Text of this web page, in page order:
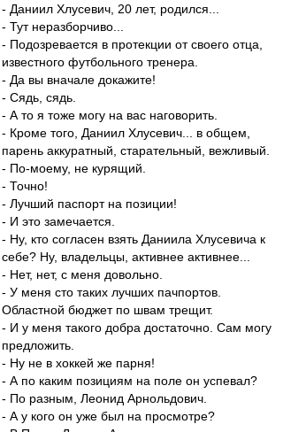
- Даниил Хлусевич, 20 лет, родился...
- Тут неразборчиво...
- Подозревается в протекции от своего отца,
известного футбольного тренера.
- Да вы вначале докажите!
- Сядь, сядь.
- А то я тоже могу на вас наговорить.
- Кроме того, Даниил Хлусевич... в общем,
парень аккуратный, старательный, вежливый.
- По-моему, не курящий.
- Точно!
- Лучший паспорт на позиции!
- И это замечается.
- Ну, кто согласен взять Даниила Хлусевича к
себе? Ну, владельцы, активнее активнее...
- Нет, нет, с меня довольно.
- У меня сто таких лучших пачпортов.
Областной бюджет по швам трещит.
- И у меня такого добра достаточно. Сам могу
предложить.
- Ну не в хоккей же парня!
- А по каким позициям на поле он успевал?
- По разным, Леонид Арнольдович.
- А у кого он уже был на просмотре?